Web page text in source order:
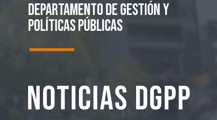
Departamento de Gestión y
Políticas Públicas
Noticias DGPP